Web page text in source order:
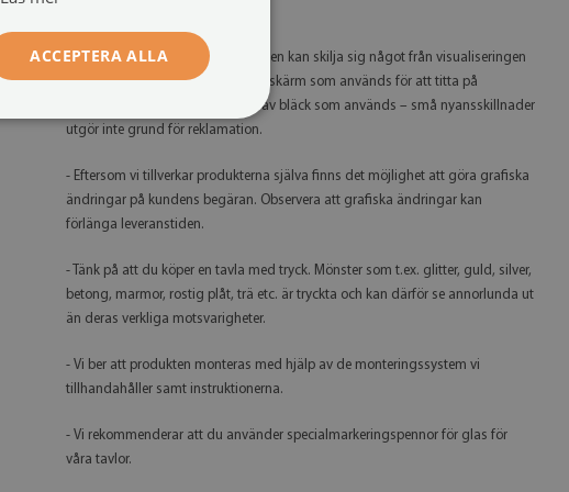
- Färgerna på den färdiga produkten kan skilja sig något från visualiseringen
beroende på kalibreringen av den skärm som används för att titta på
produkten, skrivaren samt typen av bläck som används – små nyansskillnader
utgör inte grund för reklamation.
- Eftersom vi tillverkar produkterna själva finns det möjlighet att göra grafiska
ändringar på kundens begäran. Observera att grafiska ändringar kan
förlänga leveranstiden.
- Tänk på att du köper en tavla med tryck. Mönster som t.ex. glitter, guld, silver,
betong, marmor, rostig plåt, trä etc. är tryckta och kan därför se annorlunda ut
än deras verkliga motsvarigheter.
- Vi ber att produkten monteras med hjälp av de monteringssystem vi
tillhandahåller samt instruktionerna.
- Vi rekommenderar att du använder specialmarkeringspennor för glas för
våra tavlor.
ACCEPTERA ALLA